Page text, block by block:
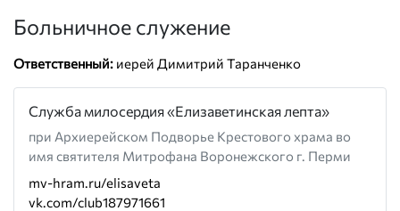
Больничное служение
Ответственный: иерей Димитрий Таранченко
Служба милосердия «Елизаветинская лепта»
при Архиерейском Подворье Крестового храма во
имя святителя Митрофана Воронежского г. Перми
mv-hram.ru/elisaveta
vk.com/club187971661